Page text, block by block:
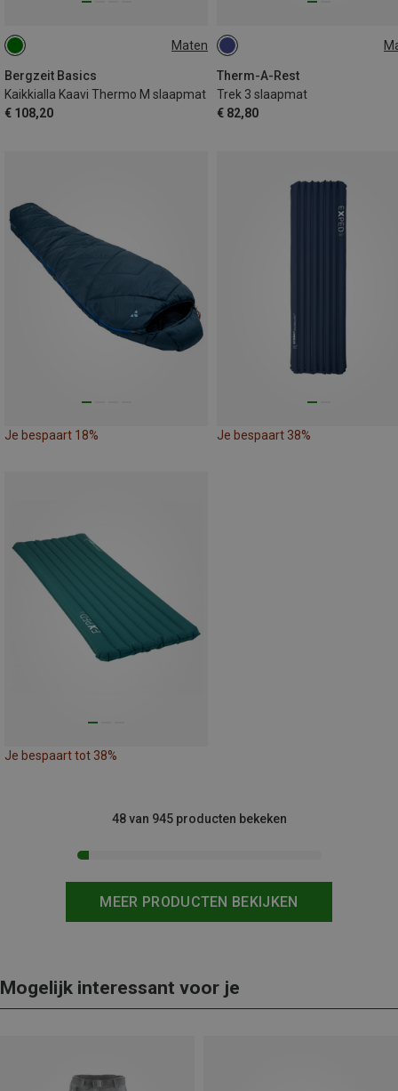
Maten
Bergzeit Basics
Kaikkialla Kaavi Thermo M slaapmat
€ 108,20
183X50CM
Therm-A-Rest
Trek 3 slaapmat
€ 82,80
196X64CM
Je bespaart 18% Je bespaart 38%
Je bespaart tot 38%
MEER PRODUCTEN BEKIJKEN
48 van 945 producten bekeken
Mogelijk interessant voor je